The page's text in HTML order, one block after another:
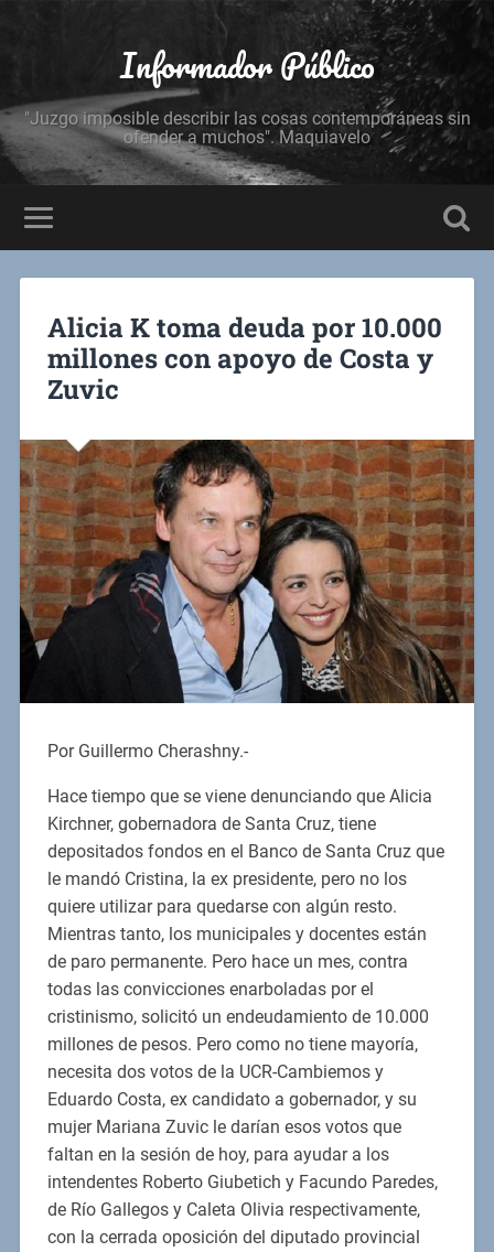
Informador Público
"Juzgo imposible describir las cosas contemporáneas sin
ofender a muchos". Maquiavelo
Alicia K toma deuda por 10.000
millones con apoyo de Costa y
Zuvic
Por Guillermo Cherashny.-
Hace tiempo que se viene denunciando que Alicia
Kirchner, gobernadora de Santa Cruz, tiene
depositados fondos en el Banco de Santa Cruz que
le mandó Cristina, la ex presidente, pero no los
quiere utilizar para quedarse con algún resto.
Mientras tanto, los municipales y docentes están
de paro permanente. Pero hace un mes, contra
todas las convicciones enarboladas por el
cristinismo, solicitó un endeudamiento de 10.000
millones de pesos. Pero como no tiene mayoría,
necesita dos votos de la UCR-Cambiemos y
Eduardo Costa, ex candidato a gobernador, y su
mujer Mariana Zuvic le darían esos votos que
faltan en la sesión de hoy, para ayudar a los
intendentes Roberto Giubetich y Facundo Paredes,
de Río Gallegos y Caleta Olivia respectivamente,
con la cerrada oposición del diputado provincial